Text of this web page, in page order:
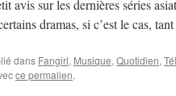
avis sur les dernières séries
dramas, si c’est le cas,
dans Fangirl, Musique, Quotidien,
ce permalien.